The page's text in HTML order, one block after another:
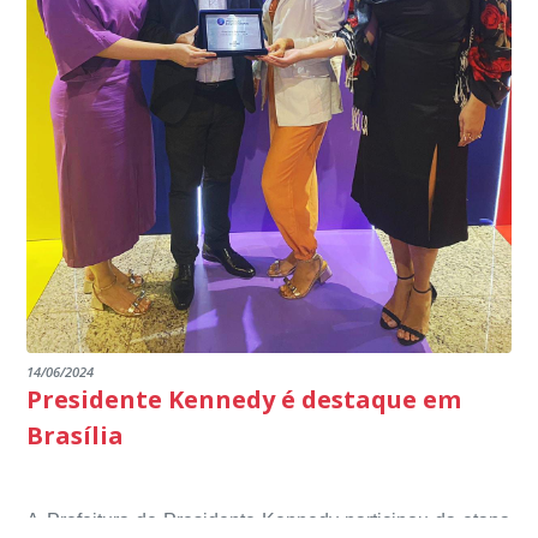
14/06/2024
Presidente Kennedy é destaque em
Brasília
A Prefeitura de Presidente Kennedy participou da etapa